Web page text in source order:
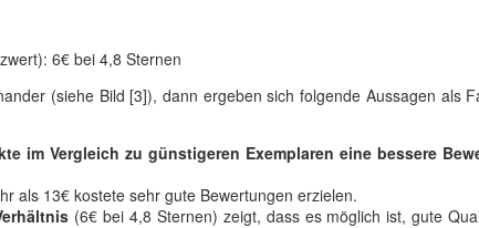
6€ bei 4,8 Sternen
(siehe Bild [3]), dann ergeben sich folgende Aussagen als
im Vergleich zu günstigeren Exemplaren eine bessere
als 13€ kostete sehr gute Bewertungen erzielen.
(6€ bei 4,8 Sternen) zeigt, dass es möglich ist, gute